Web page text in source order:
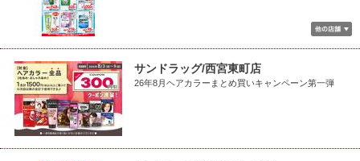
サンドラッグ/西宮東町店
26年8月ヘアカラーまとめ買いキャンペーン第一弾